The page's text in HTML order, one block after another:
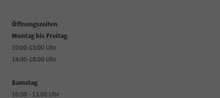
Öffnungszeiten
Montag bis Freitag
10:00-13:00 Uhr
14:00-18:00 Uhr
Samstag
10.00 - 13.00 Uhr